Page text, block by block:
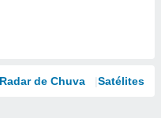
Radar de Chuva Satélites